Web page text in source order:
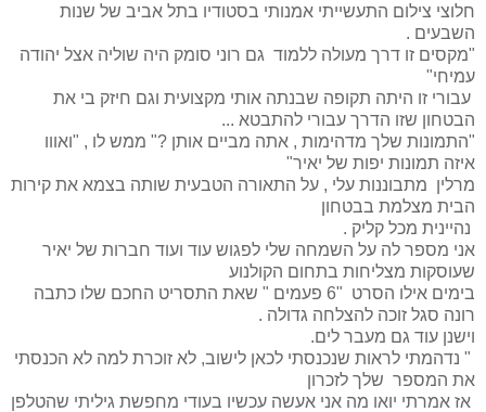
חלוצי צילום התעשייתי אמנותי בסטודיו בתל אביב של שנות
השבעים .
"מקסים זו דרך מעולה ללמוד גם רוני סומק היה שוליה אצל יהודה
עמיחי"
עבורי זו היתה תקופה שבנתה אותי מקצועית וגם חיזק בי את
הבטחון שזו הדרך עבורי להתבטא ...
"התמונות שלך מדהימות , אתה מביים אותן ?" ממש לו , "ואווו
איזה תמונות יפות של יאיר"
מרלין מתבוננות עלי , על התאורה הטבעית שותה בצמא את קירות
הבית מצלמת בבטחון
נהיינית מכל קליק .
אני מספר לה על השמחה שלי לפגוש עוד ועוד חברות של יאיר
שעוסקות מצליחות בתחום הקולנוע
בימים אילו הסרט "6 פעמים " שאת התסריט החכם שלו כתבה
רונה סגל זוכה להצלחה גדולה .
וישנן עוד גם מעבר לים.
" נדהמתי לראות שנכנסתי לכאן לישוב, לא זוכרת למה לא הכנסתי
את המספר שלך לזכרון
אז אמרתי יואו מה אני אעשה עכשיו בעודי מחפשת גיליתי שהטלפן